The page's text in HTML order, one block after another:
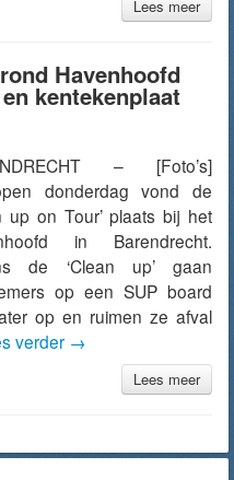
Lees meer
Havenhoofd
kentekenplaat
– [Foto’s]
donderdag vond de
up on Tour’ plaats bij het
in Barendrecht.
de ‘Clean up’ gaan
op een SUP board
op en ruimen ze afval
verder →
Lees meer